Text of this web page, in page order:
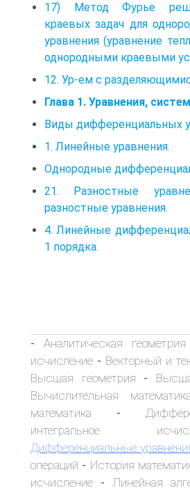
17) Метод Фурье
краевых задач для
уравнения (уравнение
однородными краевыми
12. Ур-ем с
Глава 1. Уравнения,
Виды дифференциальных
1. Линейные уравнения.
Однородные
21. Разностные
разностные уравнения.
4. Линейные
1 порядка.
- Аналитическая геометрия
исчисление - Векторный и
Высшая геометрия -
Вычислительная математика
математика -
интегральное
Дифференциальные
операций - История
исчисление - Линейная